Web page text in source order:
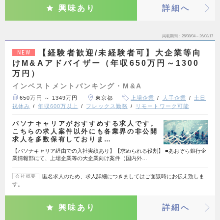
興味あり 詳細へ
掲載期間 26/08/04～26/08/17
NEW
【経験者歓迎/未経験者可】大企業等向
けM&Aアドバイザー（年収650万円～1300
万円）
インベストメントバンキング・M&A
650万円 ～ 1349万円 東京都 上場企業 大手企業
土日
祝休み
年収600万以上 フレックス勤務 リモートワーク可能
パソナキャリアがおすすめする求人です。
こちらの求人案件以外にも各業界の非公開
求人を多数保有しておりま…
【パソナキャリア経由での入社実績あり】【求められる役割】 ■あおぞら銀行企
業情報部にて、上場企業等の大企業向け案件（国内外…
会社概要
匿名求人のため、求人詳細につきましてはご面談時にお伝え致しま
す。
興味あり 詳細へ